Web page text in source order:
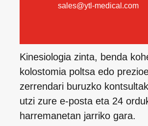
sales@ytl-medical.com
Kinesiologia zinta, benda
kolostomia poltsa edo
zerrendari buruzko
utzi zure e-posta eta 24
harremanetan jarriko gara.